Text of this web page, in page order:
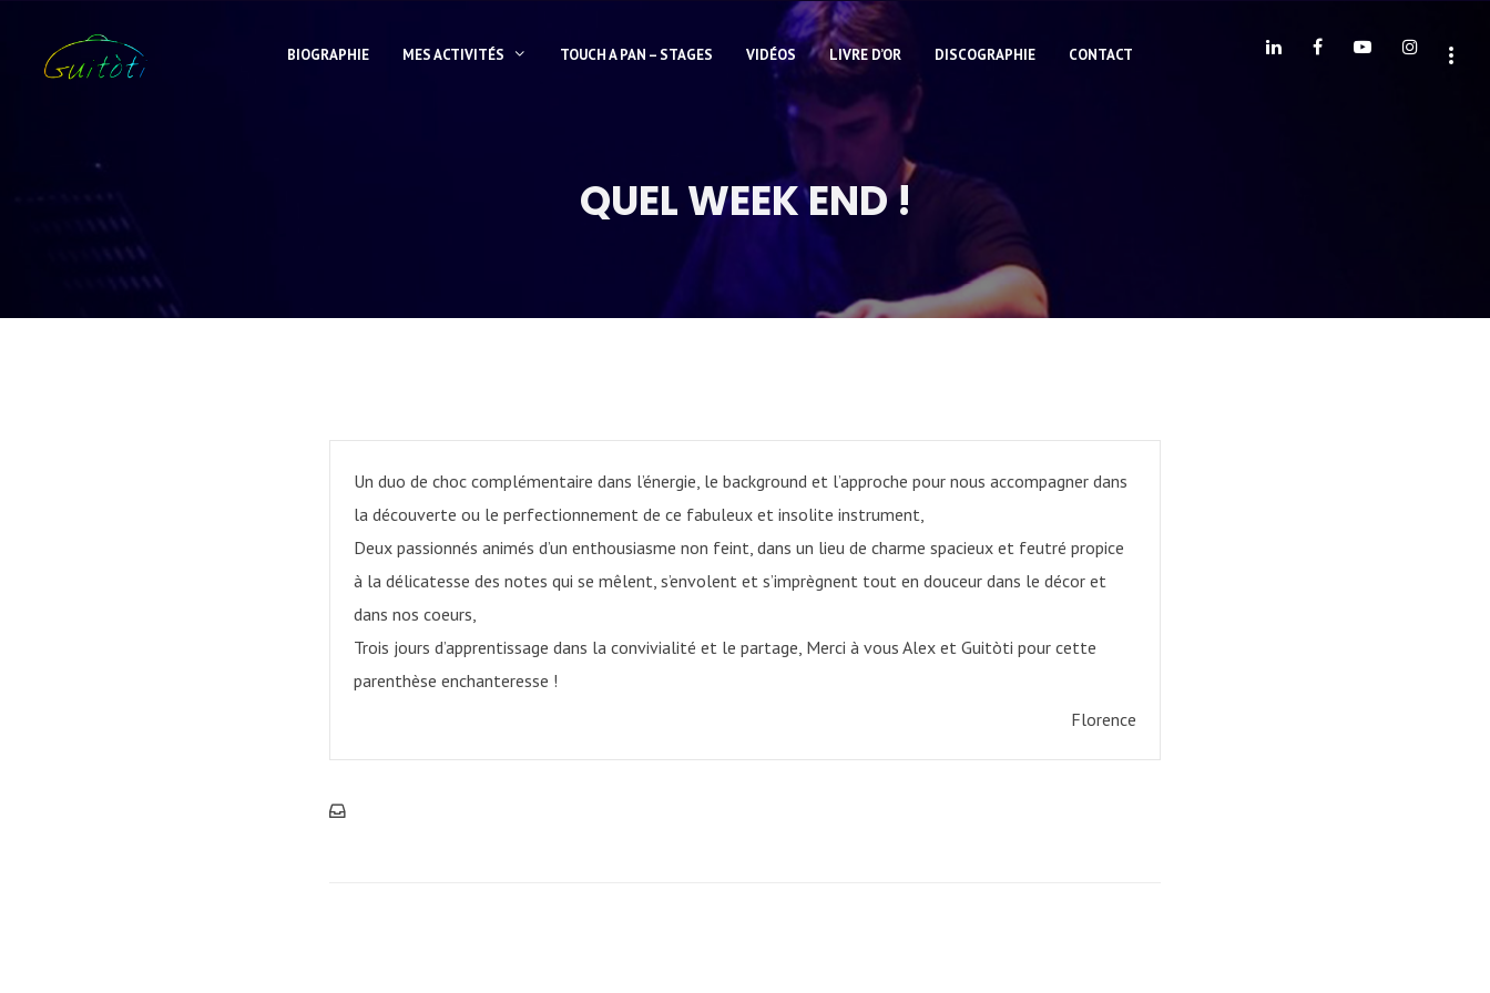
BIOGRAPHIE MES ACTIVITÉS TOUCH A PAN – STAGES VIDÉOS LIVRE D’OR DISCOGRAPHIE CONTACT
QUEL WEEK END !
Un duo de choc complémentaire dans l’énergie, le background et l’approche pour nous accompagner dans
la découverte ou le perfectionnement de ce fabuleux et insolite instrument,
Deux passionnés animés d’un enthousiasme non feint, dans un lieu de charme spacieux et feutré propice
à la délicatesse des notes qui se mêlent, s’envolent et s’imprègnent tout en douceur dans le décor et
dans nos coeurs,
Trois jours d’apprentissage dans la convivialité et le partage, Merci à vous Alex et Guitòti pour cette
parenthèse enchanteresse !
Florence